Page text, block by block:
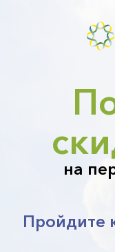
на
Пройдите